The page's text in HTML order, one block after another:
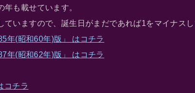
も載せています。
いますので、誕生日がまだであれば1をマイナスし
年(昭和60年)版」 はコチラ
年(昭和62年)版」 はコチラ
コチラ